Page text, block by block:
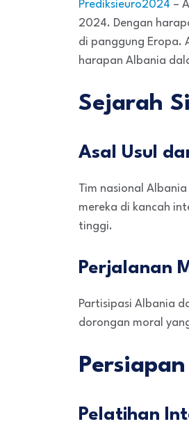
Prediksieuro2024 –
2024. Dengan
di panggung Eropa.
harapan Albania
Sejarah
Asal Usul
Tim nasional
mereka di kancah
tinggi.
Perjalanan
Partisipasi Albania
dorongan moral
Pelatihan